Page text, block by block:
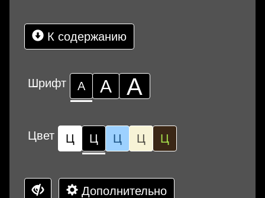
К содержанию
Шрифт А А А
Цвет Ц Ц Ц Ц Ц
Дополнительно